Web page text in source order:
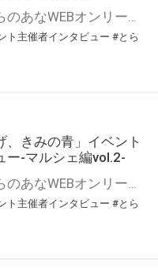
こんにちは、とらのあなWEBオンリー運営スタッフです。 新たにお届けする、イベント主催者インタビュー-マルシェ編-は、 とらのあなWEBオンリー「マルシェ」をご利用した主催様に 「マルシェ」を使って開催した感想や心がけをお聞きする企画です。 今回は、WEBオンリー初開催「つるみかるぱれーど
ト主催者インタビュー #とら
、きみの青」イベント
ー-マルシェ編vol.2-
こんにちは、とらのあなWEBオンリー運営スタッフです。 新たにお届けする、イベント主催者インタビュー-マルシェ編-は、 とらのあなWEBオンリー「マルシェ」をご利用の主催様に 「マルシェ」を使ってイベントを開催した感想や心がけをお聞きする企画です。 今回は、WEBオンリー初開催「駄菓子と唐揚げ、きみの青」より、 主催のぎこ六屋様にお話を伺いました。 協力：ぎこ六屋様／イベント公式Twitter（@krkgwks） とらのあなWEBオンリー「マルシェ」とは？ WEBオンリーでリアルタイムでコミュニケーションがとれるオンライン会場です。
ト主催者インタビュー #とら